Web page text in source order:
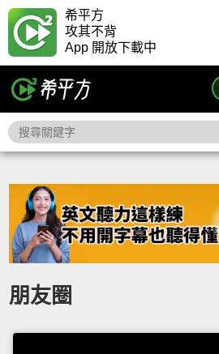
希平方
攻其不背
App 開放下載中
朋友圈